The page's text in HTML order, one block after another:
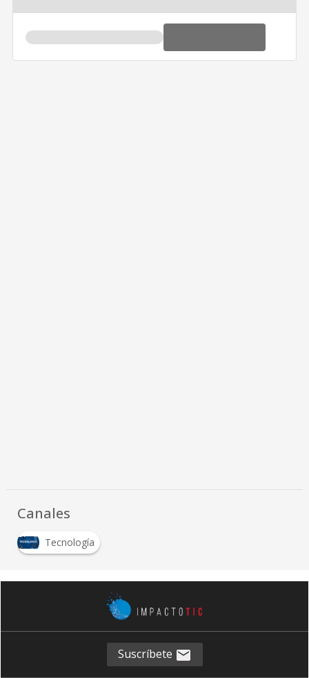
Canales
Tecnología
Suscríbete